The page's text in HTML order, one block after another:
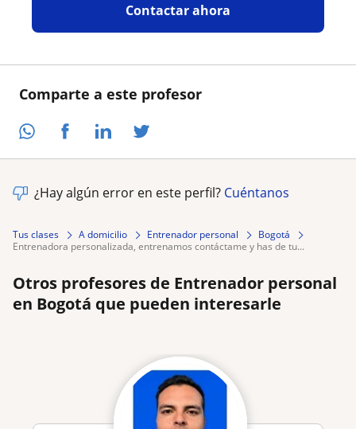
Comparte a este profesor
Contactar ahora
¿Hay algún error en este perfil? Cuéntanos
Tus clases A domicilio Entrenador personal
Bogotá
entrenadora personalizada, entrenamos contáctame y has de tu...
Otros profesores de Entrenador personal
en Bogotá que pueden interesarle